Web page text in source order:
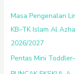
Masa Pengenalan
KB–TK Islam Al
2026/2027
Pentas Mini